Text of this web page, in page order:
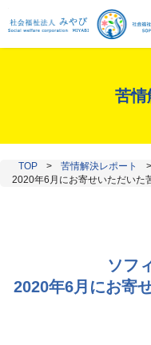
苦情
TOP > 苦情解決レポート >
2020年6月にお寄せいただいた
ソフ
2020年6月にお寄